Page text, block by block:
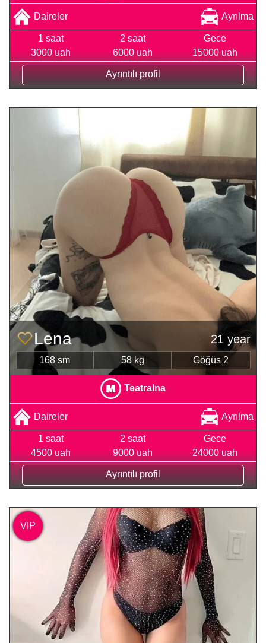
Daireler Ayrılma
1 saat
3000 uah
2 saat
6000 uah
Gece
15000 uah
Ayrıntılı profil
Lena 21 year
168 sm 58 kg Göğüs 2
Teatralna
Daireler Ayrılma
1 saat
4500 uah
2 saat
9000 uah
Gece
24000 uah
Ayrıntılı profil
VIP